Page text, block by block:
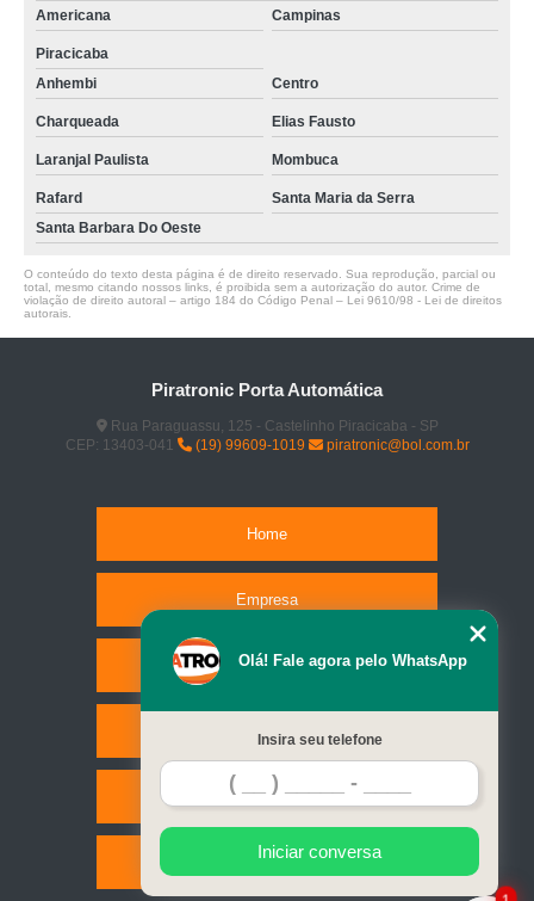
Americana
Campinas
Piracicaba
Anhembi
Centro
Charqueada Elias Fausto
Laranjal Paulista Mombuca
Rafard
Santa Maria da Serra
Santa Barbara Do Oeste
O conteúdo do texto desta página é de direito reservado. Sua reprodução, parcial ou
total, mesmo citando nossos links, é proibida sem a autorização do autor. Crime de
violação de direito autoral – artigo 184 do Código Penal – Lei 9610/98 - Lei de direitos
autorais
Piratronic Porta Automática
Rua Paraguassu, 125 - Castelinho Piracicaba - SP
CEP: 13403-041
(19) 99609-1019 piratronic@bol.com.br
Home
Empresa
Missão
Serviços
Contato
Mapa do site
Olá! Fale agora pelo WhatsApp
Insira seu telefone
Iniciar conversa